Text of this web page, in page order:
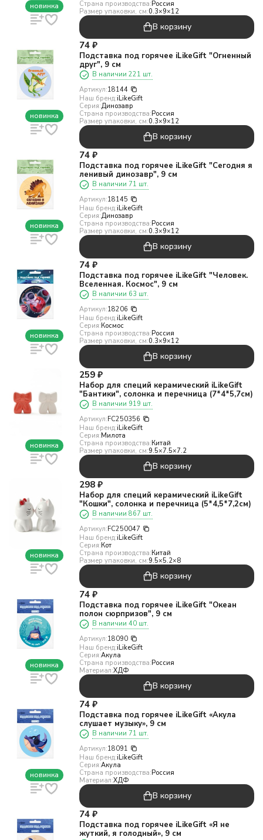
новинка
Страна производства:Россия
Размер упаковки, см:0.3×9×12
В корзину
новинка
74 ₽
Подставка под горячее iLikeGift "Огненный
друг", 9 см
В наличии 221 шт.
Артикул:18144
Наш бренд:iLikeGift
Серия:Динозавр
Страна производства:Россия
Размер упаковки, см:0.3×9×12
В корзину
новинка
74 ₽
Подставка под горячее iLikeGift "Сегодня я
ленивый динозавр", 9 см
В наличии 71 шт.
Артикул:18145
Наш бренд:iLikeGift
Серия:Динозавр
Страна производства:Россия
Размер упаковки, см:0.3×9×12
В корзину
новинка
74 ₽
Подставка под горячее iLikeGift "Человек.
Вселенная. Космос", 9 см
В наличии 63 шт.
Артикул:18206
Наш бренд:iLikeGift
Серия:Космос
Страна производства:Россия
Размер упаковки, см:0.3×9×12
В корзину
новинка
259 ₽
Набор для специй керамический iLikeGift
"Бантики", солонка и перечница (7*4*5,7см)
В наличии 919 шт.
Артикул:FC250356
Наш бренд:iLikeGift
Серия:Милота
Страна производства:Китай
Размер упаковки, см:9.5×7.5×7.2
В корзину
новинка
298 ₽
Набор для специй керамический iLikeGift
"Кошки", солонка и перечница (5*4,5*7,2см)
В наличии 867 шт.
Артикул:FC250047
Наш бренд:iLikeGift
Серия:Кот
Страна производства:Китай
Размер упаковки, см:9.5×5.2×8
В корзину
новинка
74 ₽
Подставка под горячее iLikeGift "Океан
полон сюрпризов", 9 см
В наличии 40 шт.
Артикул:18090
Наш бренд:iLikeGift
Серия:Акула
Страна производства:Россия
Материал:ХДФ
В корзину
новинка
74 ₽
Подставка под горячее iLikeGift «Акула
слушает музыку», 9 см
В наличии 71 шт.
Артикул:18091
Наш бренд:iLikeGift
Серия:Акула
Страна производства:Россия
Материал:ХДФ
В корзину
74 ₽
Подставка под горячее iLikeGift «Я не
жуткий, я голодный», 9 см